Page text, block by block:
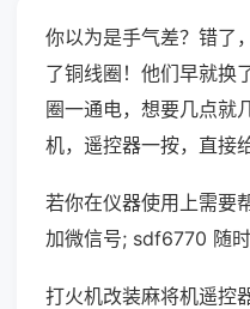
你以为是手气差？错了
了铜线圈！他们早就换
圈一通电，想要几点就
机，遥控器一按，直接
若你在仪器使用上需要
加微信号; sdf6770 随时
打火机改装麻将机遥控